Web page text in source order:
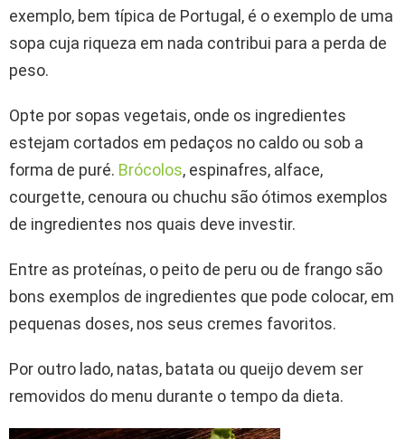
exemplo, bem típica de Portugal, é o exemplo de uma
sopa cuja riqueza em nada contribui para a perda de
peso.
Opte por sopas vegetais, onde os ingredientes
estejam cortados em pedaços no caldo ou sob a
forma de puré. Brócolos, espinafres, alface,
courgette, cenoura ou chuchu são ótimos exemplos
de ingredientes nos quais deve investir.
Entre as proteínas, o peito de peru ou de frango são
bons exemplos de ingredientes que pode colocar, em
pequenas doses, nos seus cremes favoritos.
Por outro lado, natas, batata ou queijo devem ser
removidos do menu durante o tempo da dieta.